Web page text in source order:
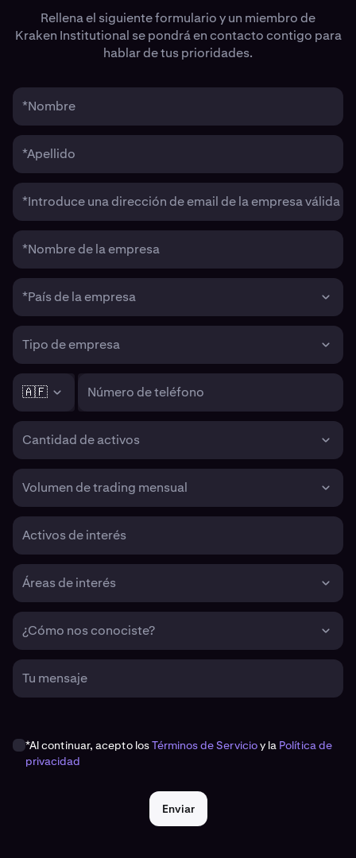
Rellena el siguiente formulario y un miembro de
Kraken Institutional se pondrá en contacto contigo para
hablar de tus prioridades.
*Nombre
*Apellido
*Introduce una dirección de email de la empresa válida
*Nombre de la empresa
*País de la empresa
Tipo de empresa
🇦🇫 Número de teléfono
Cantidad de activos
Volumen de trading mensual
Activos de interés
Áreas de interés
¿Cómo nos conociste?
Tu mensaje
*Al continuar, acepto losTérminos de Servicioy la Política de
privacidad
Enviar